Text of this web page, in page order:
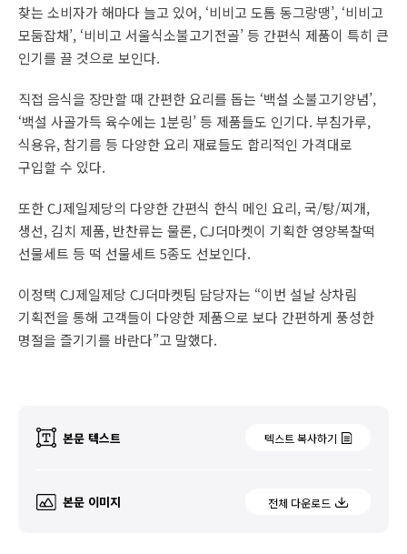
찾는 소비자가 해마다 늘고 있어, ‘비비고 도톰 동그랑땡’, ‘비비고
모둠잡채’, ‘비비고 서울식소불고기전골’ 등 간편식 제품이 특히 큰
인기를 끌 것으로 보인다.
직접 음식을 장만할 때 간편한 요리를 돕는 ‘백설 소불고기양념’,
‘백설 사골가득 육수에는 1분링’ 등 제품들도 인기다. 부침가루,
식용유, 참기름 등 다양한 요리 재료들도 합리적인 가격대로
구입할 수 있다.
또한 CJ제일제당의 다양한 간편식 한식 메인 요리, 국/탕/찌개,
생선, 김치 제품, 반찬류는 물론, CJ더마켓이 기획한 영양복찰떡
선물세트 등 떡 선물세트 5종도 선보인다.
이정택 CJ제일제당 CJ더마켓팀 담당자는 “이번 설날 상차림
기획전을 통해 고객들이 다양한 제품으로 보다 간편하게 풍성한
명절을 즐기기를 바란다”고 말했다.
본문 텍스트 텍스트 복사하기
본문 이미지 전체 다운로드